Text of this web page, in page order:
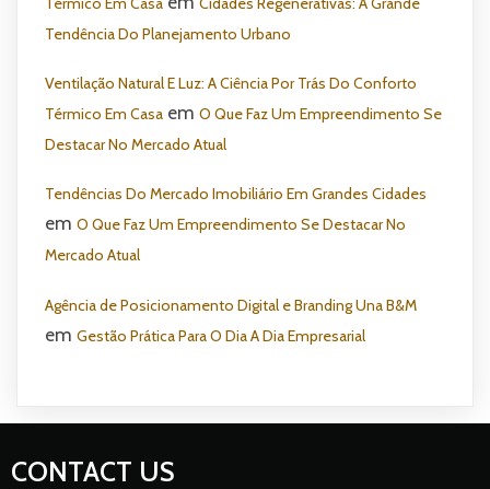
Tendência Do Planejamento Urbano
Ventilação Natural E Luz: A Ciência Por Trás Do Conforto
Térmico Em Casa em O Que Faz Um Empreendimento Se
Destacar No Mercado Atual
Tendências Do Mercado Imobiliário Em Grandes Cidades
em O Que Faz Um Empreendimento Se Destacar No
Mercado Atual
Agência de Posicionamento Digital e Branding Una B&M
em Gestão Prática Para O Dia A Dia Empresarial
CONTACT US